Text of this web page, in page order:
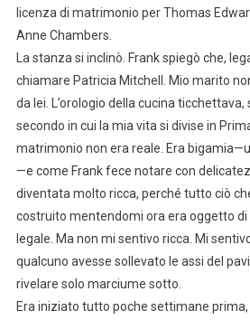
licenza di matrimonio per Thomas
Anne Chambers.
La stanza si inclinò. Frank spiegò che,
chiamare Patricia Mitchell. Mio marito
da lei. L’orologio della cucina ticchettava,
secondo in cui la mia vita si divise in
matrimonio non era reale. Era
—e come Frank fece notare con
diventata molto ricca, perché tutto ciò
costruito mentendomi ora era oggetto di
legale. Ma non mi sentivo ricca. Mi
qualcuno avesse sollevato le assi del
rivelare solo marciume sotto.
Era iniziato tutto poche settimane